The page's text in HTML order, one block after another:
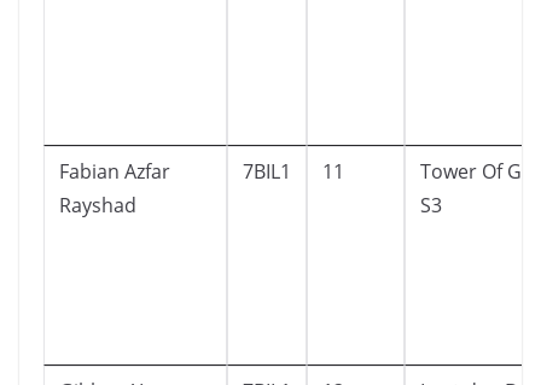
Fabian Azfar
Rayshad
7BIL1 11
Tower Of
S3